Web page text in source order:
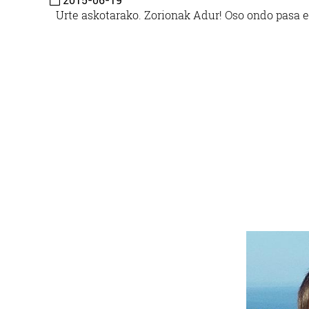
Urte askotarako. Zorionak Adur! Oso ondo pasa